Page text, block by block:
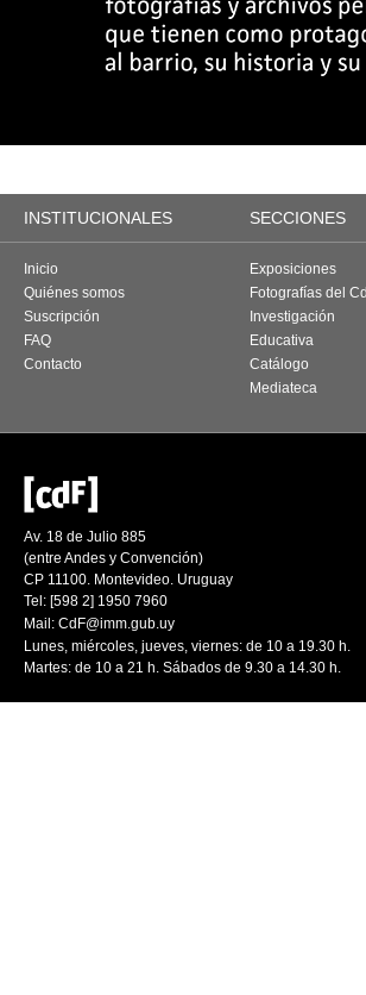
INSTITUCIONALES SECCIONES
Inicio
Quiénes somos
Suscripción
FAQ
Contacto
Exposiciones
Fotografías del
Investigación
Educativa
Catálogo
Mediateca
Av. 18 de Julio 885
(entre Andes y Convención)
CP 11100. Montevideo. Uruguay
Tel: [598 2] 1950 7960
Mail: CdF@imm.gub.uy
Lunes, miércoles, jueves, viernes: de 10 a 19.30 h.
Martes: de 10 a 21 h. Sábados de 9.30 a 14.30 h.